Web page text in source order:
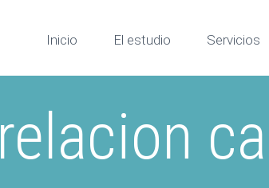
Inicio El estudio Servicios
relacion